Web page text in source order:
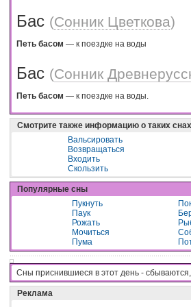
Бас (Сонник Цветкова)
Петь басом — к поездке на воды
Бас (Сонник
Петь басом — к поездке на воды.
Смотрите также информацию о таких снах
Вальсировать
Возвращаться
Входить
Скользить
Популярные сны
Пукнуть
Паук
Рожать
Мочиться
Пума
Сны приснившиеся в этот день - cбывaютcя,
Реклама